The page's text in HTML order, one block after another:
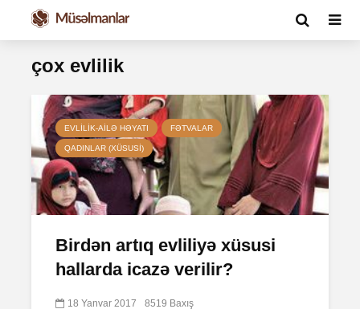
çox evlilik
EVLILIK-AILƏ HƏYATI FƏTVALAR
QADINLAR (XÜSUSI)
Birdən artıq evliliyə xüsusi
hallarda icazə verilir?
18 Yanvar 2017 8519 Baxış